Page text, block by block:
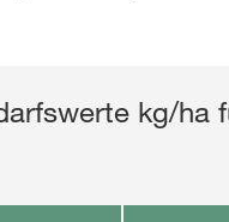
kg/ha